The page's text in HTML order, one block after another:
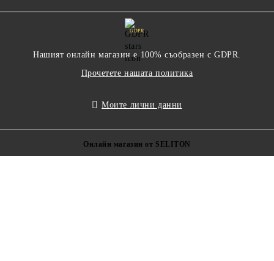
GDPR
Нашият онлайн магазин е 100% съобразен с GDPR.
Прочетете нашата политика
Моите лични данни
Онлайн магазин от SELITON